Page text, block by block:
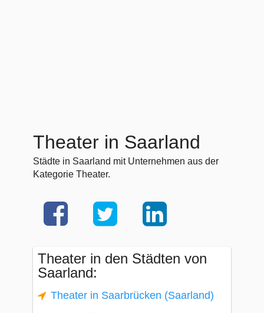
Theater in Saarland
Städte in Saarland mit Unternehmen aus der
Kategorie Theater.
Theater in den Städten von
Saarland:
Theater in Saarbrücken (Saarland)